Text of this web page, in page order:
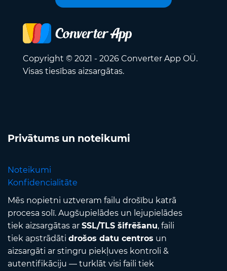
Copyright © 2021 - 2026 Converter App OÜ.
Visas tiesības aizsargātas.
Privātums un noteikumi
Noteikumi
Konfidencialitāte
Mēs nopietni uztveram failu drošību katrā
procesa solī. Augšupielādes un lejupielādes
tiek aizsargātas ar SSL/TLS šifrēšanu, faili
tiek apstrādāti drošos datu centros un
aizsargāti ar stingru piekļuves kontroli &
autentifikāciju — turklāt visi faili tiek